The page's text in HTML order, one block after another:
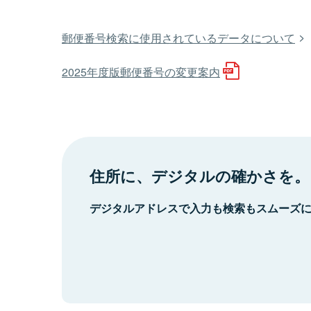
郵便番号検索に使用されているデータについて
2025年度版郵便番号の変更案内
住所に、デジタルの確かさを。
デジタルアドレスで入力も検索もスムーズ